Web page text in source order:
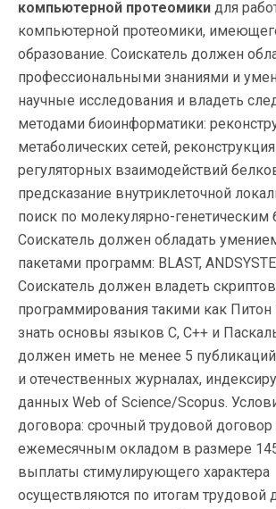
компьютерной протеомики для
компьютерной протеомики,
образование. Соискатель должен
профессиональными знаниями и
научные исследования и владеть
методами биоинформатики:
метаболических сетей,
регуляторных взаимодействий
предсказание внутриклеточной
поиск по молекулярно-генетическим
Соискатель должен обладать
пакетами программ: BLAST,
Соискатель должен владеть
программирования такими как Питон
знать основы языков С, С++ и
должен иметь не менее 5
и отечественных журналах,
данных Web of Science/Scopus.
договора: срочный трудовой договор
ежемесячным окладом в размере
выплаты стимулирующего характера
осуществляются по итогам трудовой